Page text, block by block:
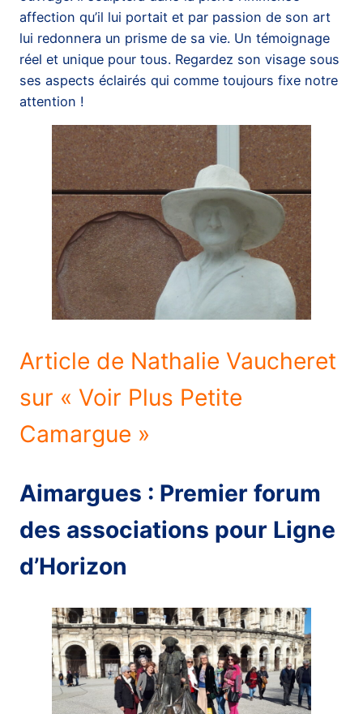
affection qu’il lui portait et par passion de son art
lui redonnera un prisme de sa vie. Un témoignage
réel et unique pour tous. Regardez son visage sous
ses aspects éclairés qui comme toujours fixe notre
attention !
Article de Nathalie Vaucheret
sur « Voir Plus Petite
Camargue »
Aimargues : Premier forum
des associations pour Ligne
d’Horizon